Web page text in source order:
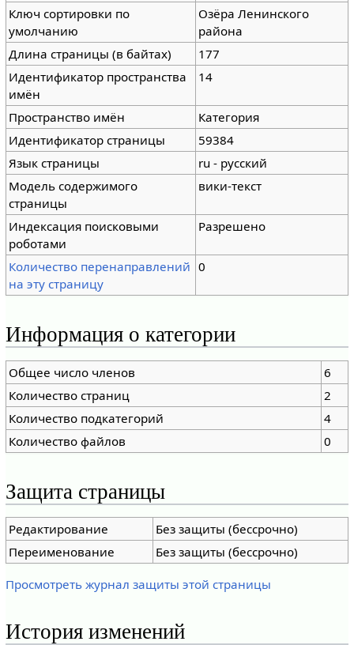
Ключ сортировки по
умолчанию
Озёра Ленинского
района
Длина страницы (в байтах)
177
Идентификатор пространства
имён
14
Пространство имён
Категория
Идентификатор страницы
59384
Язык страницы
ru - русский
Модель содержимого
страницы
вики-текст
Индексация поисковыми
роботами
Разрешено
Количество перенаправлений
на эту страницу
0
Информация о категории
Общее число членов
6
Количество страниц
2
Количество подкатегорий
4
Количество файлов
0
Защита страницы
Редактирование
Без защиты (бессрочно)
Переименование
Без защиты (бессрочно)
Просмотреть журнал защиты этой страницы
История изменений